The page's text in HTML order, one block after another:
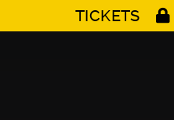
TICKETS